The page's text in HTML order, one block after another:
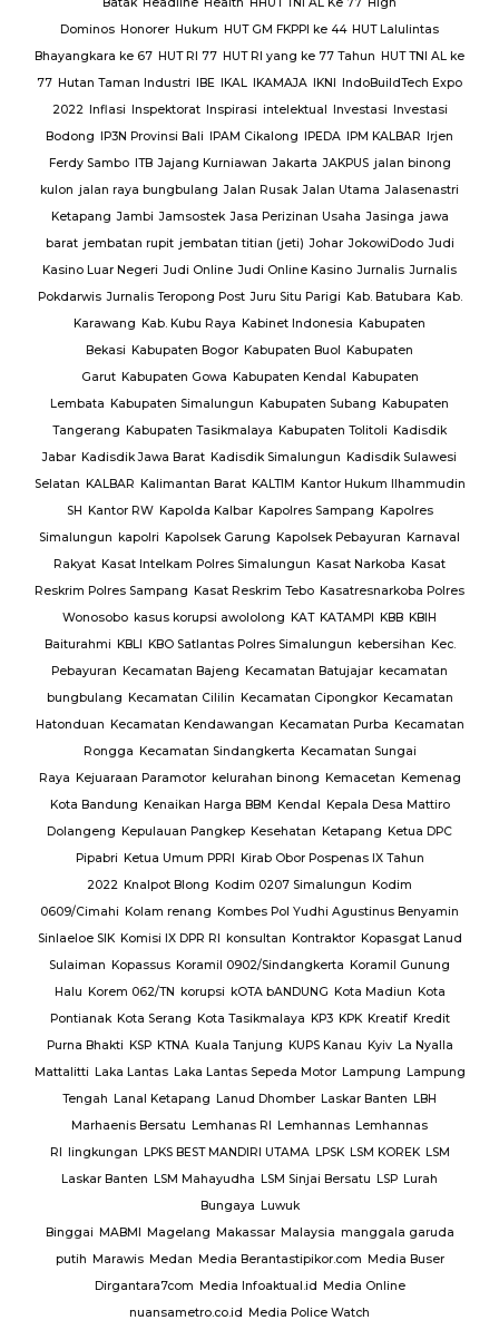
Dominos Honorer Hukum HUT GM FKPPI ke 44 HUT Lalulintas
Bhayangkara ke 67 HUT RI 77 HUT RI yang ke 77 Tahun HUT TNI AL ke
77 Hutan Taman Industri IBE IKAL IKAMAJA IKNI IndoBuildTech Expo
2022 Inflasi Inspektorat Inspirasi intelektual Investasi Investasi
Bodong IP3N Provinsi Bali IPAM Cikalong IPEDA IPM KALBAR Irjen
Ferdy Sambo ITB Jajang Kurniawan Jakarta JAKPUS jalan binong
kulon jalan raya bungbulang Jalan Rusak Jalan Utama Jalasenastri
Ketapang Jambi Jamsostek Jasa Perizinan Usaha Jasinga jawa
barat jembatan rupit jembatan titian (jeti) Johar JokowiDodo Judi
Kasino Luar Negeri Judi Online Judi Online Kasino Jurnalis Jurnalis
Pokdarwis Jurnalis Teropong Post Juru Situ Parigi Kab. Batubara Kab.
Karawang Kab. Kubu Raya Kabinet Indonesia Kabupaten
Bekasi Kabupaten Bogor Kabupaten Buol Kabupaten
Garut Kabupaten Gowa Kabupaten Kendal Kabupaten
Lembata Kabupaten Simalungun Kabupaten Subang Kabupaten
Tangerang Kabupaten Tasikmalaya Kabupaten Tolitoli Kadisdik
Jabar Kadisdik Jawa Barat Kadisdik Simalungun Kadisdik Sulawesi
Selatan KALBAR Kalimantan Barat KALTIM Kantor Hukum Ilhammudin
SH Kantor RW Kapolda Kalbar Kapolres Sampang Kapolres
Simalungun kapolri Kapolsek Garung Kapolsek Pebayuran Karnaval
Rakyat Kasat Intelkam Polres Simalungun Kasat Narkoba Kasat
Reskrim Polres Sampang Kasat Reskrim Tebo Kasatresnarkoba Polres
Wonosobo kasus korupsi awololong KAT KATAMPI KBB KBIH
Baiturahmi KBLI KBO Satlantas Polres Simalungun kebersihan Kec.
Pebayuran Kecamatan Bajeng Kecamatan Batujajar kecamatan
bungbulang Kecamatan Cililin Kecamatan Cipongkor Kecamatan
Hatonduan Kecamatan Kendawangan Kecamatan Purba Kecamatan
Rongga Kecamatan Sindangkerta Kecamatan Sungai
Raya Kejuaraan Paramotor kelurahan binong Kemacetan Kemenag
Kota Bandung Kenaikan Harga BBM Kendal Kepala Desa Mattiro
Dolangeng Kepulauan Pangkep Kesehatan Ketapang Ketua DPC
Pipabri Ketua Umum PPRI Kirab Obor Pospenas IX Tahun
2022 Knalpot Blong Kodim 0207 Simalungun Kodim
0609/Cimahi Kolam renang Kombes Pol Yudhi Agustinus Benyamin
Sinlaeloe SIK Komisi IX DPR RI konsultan Kontraktor Kopasgat Lanud
Sulaiman Kopassus Koramil 0902/Sindangkerta Koramil Gunung
Halu Korem 062/TN korupsi kOTA bANDUNG Kota Madiun Kota
Pontianak Kota Serang Kota Tasikmalaya KP3 KPK Kreatif Kredit
Purna Bhakti KSP KTNA Kuala Tanjung KUPS Kanau Kyiv La Nyalla
Mattalitti Laka Lantas Laka Lantas Sepeda Motor Lampung Lampung
Tengah Lanal Ketapang Lanud Dhomber Laskar Banten LBH
Marhaenis Bersatu Lemhanas RI Lemhannas Lemhannas
RI lingkungan LPKS BEST MANDIRI UTAMA LPSK LSM KOREK LSM
Laskar Banten LSM Mahayudha LSM Sinjai Bersatu LSP Lurah
Bungaya Luwuk
Binggai MABMI Magelang Makassar Malaysia manggala garuda
putih Marawis Medan Media Berantastipikor.com Media Buser
Dirgantara7com Media Infoaktual.id Media Online
nuansametro.co.id Media Police Watch